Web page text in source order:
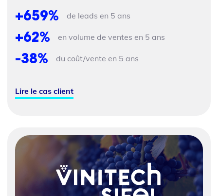
+659% de leads en 5 ans
+62% en volume de ventes en 5 ans
-38% du coût/vente en 5 ans
Lire le cas client